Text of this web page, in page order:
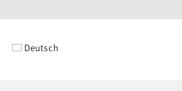
Deutsch